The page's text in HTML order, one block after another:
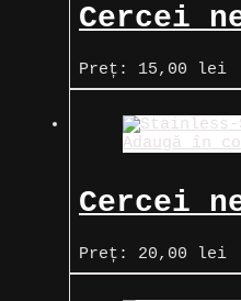
Cercei
verigă,
Preț: 15,00 lei
Adaugă în
Cercei
verigă,
floral
Preț: 20,00 lei